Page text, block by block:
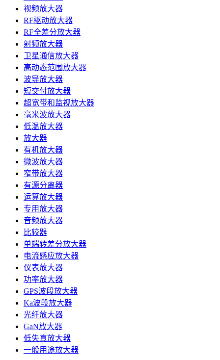
视频放大器
RF驱动放大器
RF全差分放大器
射频放大器
卫星通信放大器
高动态范围放大器
波导放大器
短交付放大器
超宽带和监视放大器
毫米波放大器
低温放大器
放大器
有机放大器
微波放大器
窄带放大器
有源分离器
运算放大器
专用放大器
音频放大器
比较器
单端转差分放大器
电流感应放大器
仪表放大器
功率放大器
GPS波段放大器
Ka波段放大器
光纤放大器
GaN放大器
低失真放大器
一般用途放大器